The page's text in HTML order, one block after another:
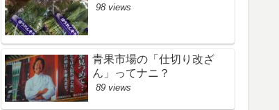
98 views
青果市場の「仕切り改ざ
ん」ってナニ？
89 views